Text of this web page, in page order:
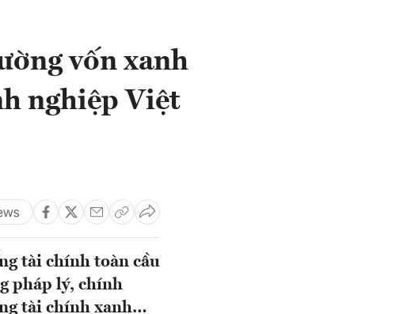
vốn xanh
nghiệp Việt
tài chính toàn cầu
pháp lý, chính
tài chính xanh…